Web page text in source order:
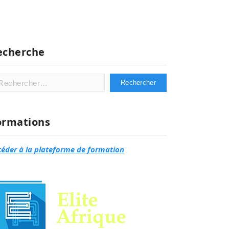
:
à la plateforme de formation